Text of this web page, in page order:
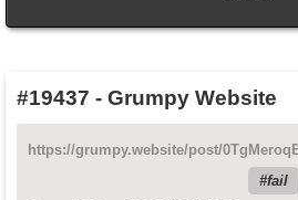
#19437 - Grumpy Website
https://grumpy.website/post/
fail